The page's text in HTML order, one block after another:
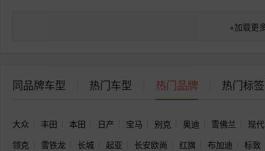
+加载更
同品牌车型 热门车型 热门品牌 热门标签
大众 丰田 本田 日产 宝马 别克 奥迪 雪佛兰
现代
领克
雪铁龙 长城 起亚 长安欧尚 红旗 布加迪
标致